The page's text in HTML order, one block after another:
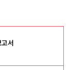
서